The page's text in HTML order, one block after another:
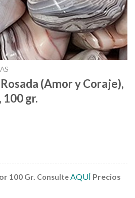
(Amor y Coraje),
100 gr.
100 Gr. ConsulteAQUÍ Precios